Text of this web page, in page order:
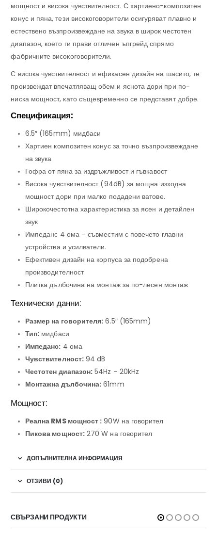
мощност и висока чувствителност. С хартиено-композитен
конус и пяна, тези високоговорители осигуряват плавно и
естествено възпроизвеждане на звука в широк честотен
диапазон, което ги прави отличен ъпгрейд спрямо
фабричните високоговорители.
С висока чувствителност и ефикасен дизайн на шасито, те
произвеждат впечатляващ обем и яснота дори при по-
ниска мощност, като същевременно се представят добре.
Спецификация:
6.5″ (165mm) мидбаси
Хартиен композитен конус за точно възпроизвеждане
на звука
Гофра от пяна за издръжливост и гъвкавост
Висока чувствителност (94dB) за мощна изходна
мощност дори при малко подадени ватове.
Широкочестотна характеристика за ясен и детайлен
звук
Импеданс 4 ома – съвместим с повечето главни
устройства и усилватели.
Ефективен дизайн на корпуса за подобрена
производителност
Плитка дълбочина на монтаж за по-лесен монтаж
Технически данни:
Размер на говорителя: 6.5″ (165mm)
Тип: мидбаси
Импеданс: 4 ома
Чувствителност: 94dB
Честотен диапазон: 54Hz – 20kHz
Монтажна дълбочина: 61mm
Мощност:
Реална RMS мощност : 90W на говорител
Пикова мощност: 270W на говорител
ДОПЪЛНИТЕЛНА ИНФОРМАЦИЯ
ОТЗИВИ (0)
СВЪРЗАНИ ПРОДУКТИ